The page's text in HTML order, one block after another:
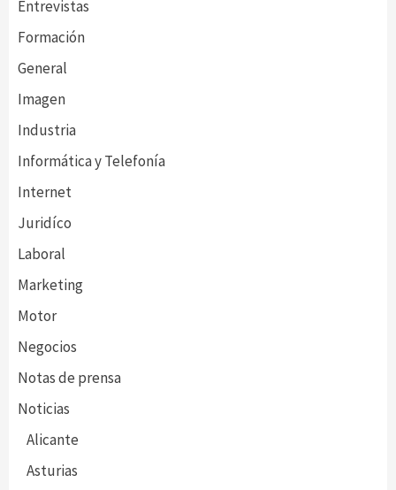
Entrevistas
Formación
General
Imagen
Industria
Informática y Telefonía
Internet
Juridíco
Laboral
Marketing
Motor
Negocios
Notas de prensa
Noticias
Alicante
Asturias